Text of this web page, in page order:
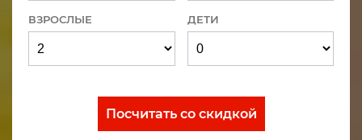
ВЗРОСЛЫЕ ДЕТИ
Посчитать со скидкой